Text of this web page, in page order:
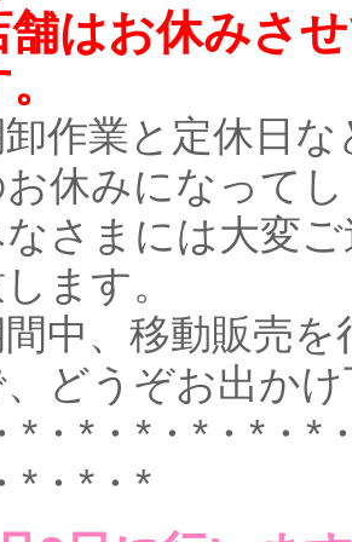
舗はお休みさ
作業と定休日な
休みになって
さまには大変
ます。
中、移動販売を
、どうぞお出か
*・*・*・*・*・*
*・*・*